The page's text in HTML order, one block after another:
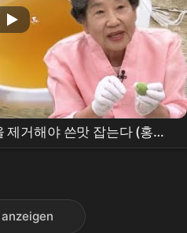
제거해야 쓴맛 잡는다 (홍쌍
230611 방송